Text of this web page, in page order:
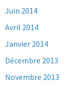
Juin 2014
Avril 2014
Janvier 2014
Décembre 2013
Novembre 2013